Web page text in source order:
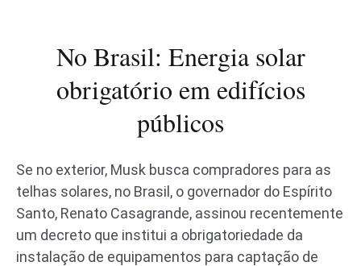
No Brasil: Energia solar
obrigatório em edifícios
públicos
Se no exterior, Musk busca compradores para as
telhas solares, no Brasil, o governador do Espírito
Santo, Renato Casagrande, assinou recentemente
um decreto que institui a obrigatoriedade da
instalação de equipamentos para captação de